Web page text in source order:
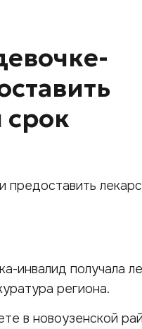
инвалид получала
региона.
в новоузенской